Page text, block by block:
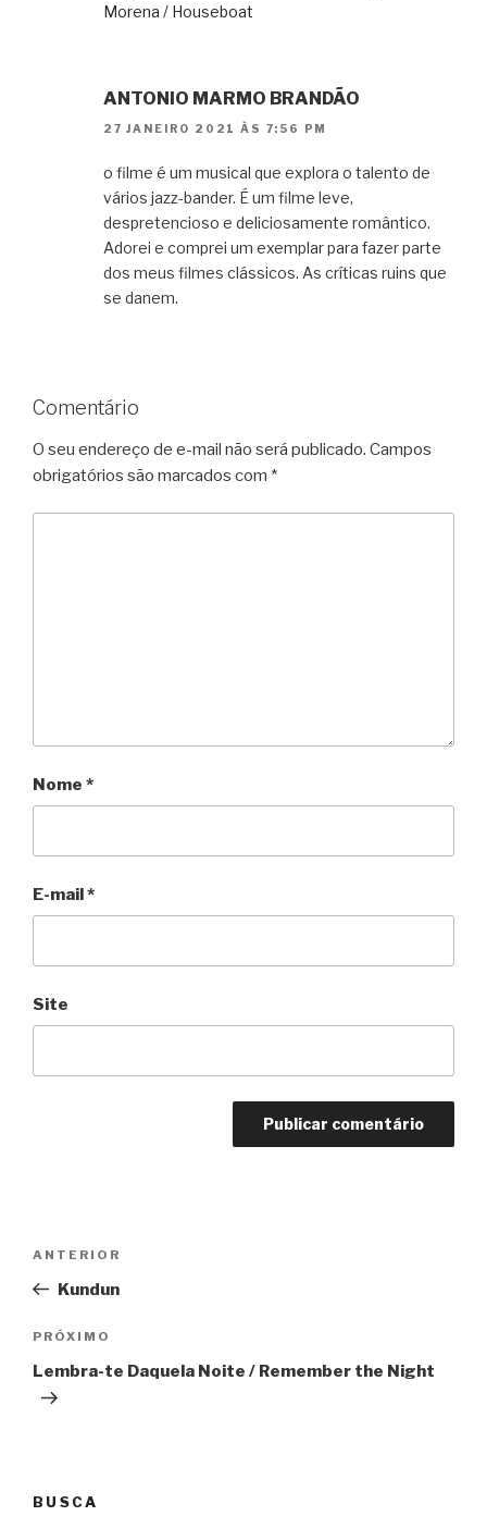
Morena / Houseboat
ANTONIO MARMO BRANDÃO
27 JANEIRO 2021 ÀS 7:56 PM
o filme é um musical que explora o talento de
vários jazz-bander. É um filme leve,
despretencioso e deliciosamente romântico.
Adorei e comprei um exemplar para fazer parte
dos meus filmes clássicos. As críticas ruins que
se danem.
Comentário
O seu endereço de e-mail não será publicado. Campos
obrigatórios são marcados com *
Nome *
E-mail*
Site
Post
Anterior
ANTERIOR
Kundun
Próximo
PRÓXIMO
Lembra-te Daquela Noite / Remember the Night
BUSCA